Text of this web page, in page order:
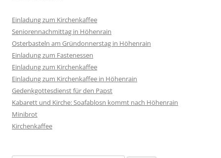
Einladung zum Kirchenkaffee
Seniorennachmittag in Höhenrain
Osterbasteln am Gründonnerstag in Höhenrain
Einladung zum Fastenessen
Einladung zum Kirchenkaffee
Einladung zum Kirchenkaffee in Höhenrain
Gedenkgottesdienst für den Papst
Kabarett und Kirche: Soafablosn kommt nach Höhenrain
Minibrot
Kirchenkaffee